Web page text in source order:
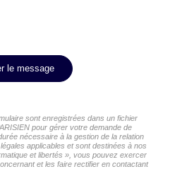
le message
sont enregistrées dans un fichier
pour gérer votre demande de
nécessaire à la gestion de la relation
applicables et sont destinées à nos
et libertés », vous pouvez exercer
et les faire rectifier en contactant